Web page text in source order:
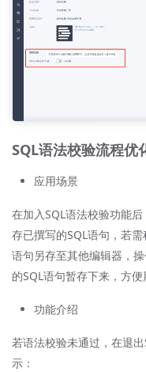
SQL语法校验流程优
应用场景
在加入SQL语法校验功能
存已撰写的SQL语句，若
语句另存至其他编辑器，
的SQL语句暂存下来，方
功能介绍
若语法校验未通过，在退
示：